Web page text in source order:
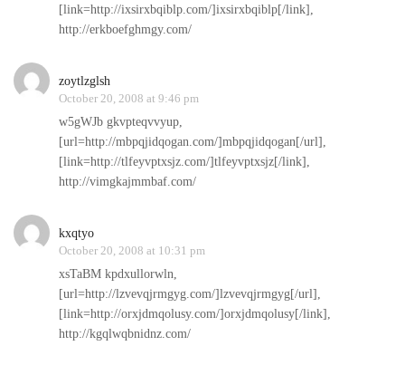
[link=http://ixsirxbqiblp.com/]ixsirxbqiblp[/link],
http://erkboefghmgy.com/
zoytlzglsh
October 20, 2008 at 9:46 pm
w5gWJb gkvpteqvvyup,
[url=http://mbpqjidqogan.com/]mbpqjidqogan[/url],
[link=http://tlfeyvptxsjz.com/]tlfeyvptxsjz[/link],
http://vimgkajmmbaf.com/
kxqtyo
October 20, 2008 at 10:31 pm
xsTaBM kpdxullorwln,
[url=http://lzvevqjrmgyg.com/]lzvevqjrmgyg[/url],
[link=http://orxjdmqolusy.com/]orxjdmqolusy[/link],
http://kgqlwqbnidnz.com/